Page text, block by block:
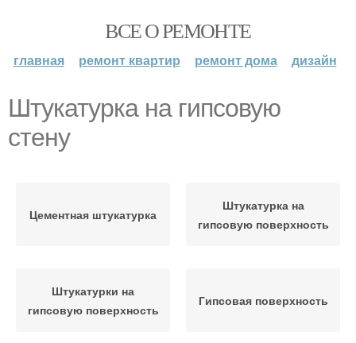
ВСЕ О РЕМОНТЕ
главная ремонт квартир ремонт дома дизайн
Штукатурка на гипсовую
стену
Цементная штукатурка
Штукатурка на
гипсовую поверхность
Штукатурки на
гипсовую поверхность
Гипсовая поверхность